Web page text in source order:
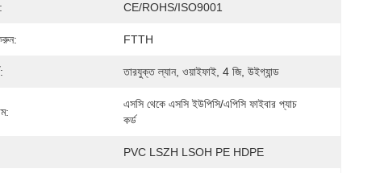
CE/ROHS/ISO9001
FTTH
তারযুক্ত ল্যান, ওয়াইফাই, 4 জি, উইগ্যান্ড
এসসি থেকে এসসি ইউপিসি/এপিসি ফাইবার প্যাচ
কর্ড
PVC LSZH LSOH PE HDPE